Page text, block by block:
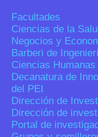
Facultades
Ciencias de la
Negocios y
Barberi de
Ciencias Humanas
Decanatura de
del PEI
Dirección de
Dirección de
Portal de